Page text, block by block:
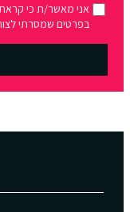
אני מאשר/ת כי
בפרטים שמסרתי